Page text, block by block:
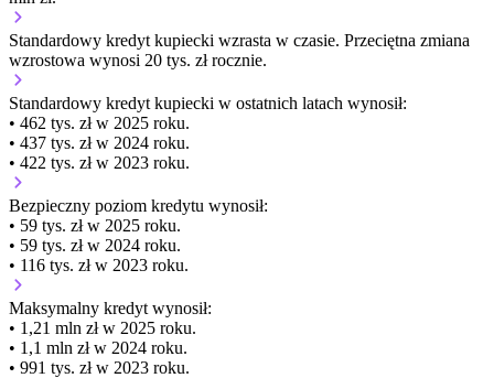
Standardowy kredyt kupiecki wzrasta w czasie. Przeciętna zmiana
wzrostowa wynosi 20 tys. zł rocznie.
Standardowy kredyt kupiecki w ostatnich latach wynosił:
• 462 tys. zł w 2025 roku.
• 437 tys. zł w 2024 roku.
• 422 tys. zł w 2023 roku.
Bezpieczny poziom kredytu wynosił:
• 59 tys. zł w 2025 roku.
• 59 tys. zł w 2024 roku.
• 116 tys. zł w 2023 roku.
Maksymalny kredyt wynosił:
• 1,21 mln zł w 2025 roku.
• 1,1 mln zł w 2024 roku.
• 991 tys. zł w 2023 roku.